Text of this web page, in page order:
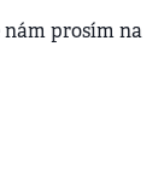
nám prosím na